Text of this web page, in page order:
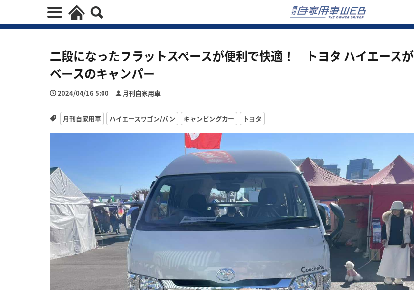
二段になったフラットスペースが便利で快適！ トヨタ ハイエースが
ベースのキャンパー
2024/04/16 5:00 月刊自家用車
月刊自家用車 ハイエースワゴン/バン キャンピングカー トヨタ